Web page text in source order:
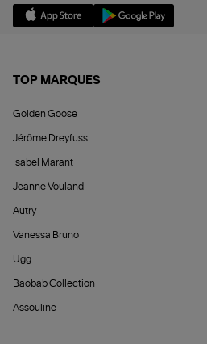
TOP MARQUES
Golden Goose
Jérôme Dreyfuss
Isabel Marant
Jeanne Vouland
Autry
Vanessa Bruno
Ugg
Baobab Collection
Assouline